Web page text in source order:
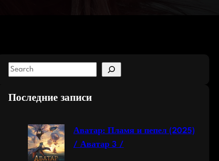
S
a
Последние записи
Аватар: Пламя и пепел (2025)
/ Аватар 3 /